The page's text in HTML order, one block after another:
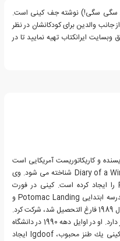
بچه ی چلمن 4" (روزهای سگی سگی!) نوشته جف کینی است.
والدین برای کودکانشان در نظر
ایرانکتاب تهیه نمایید تا در
کینی (متولد 19 فوریه 1971) نویسنده و کاریکاتوریست آمریکایی است
که بیشتر با سری کتاب های کودکان Diary of a Wimpy Kid شناخته می شود. وی
همچنین وب سایت کودک گرا Poptropica را ایجاد کرده است. کینی در فورت
واشنگتن، مریلند متولد و بزرگ شد. وی در مدرسه ابتدایی Potomac Landing و
بعدها دبیرستان اسقف McNamara، که در سال 1989 فارغ التحصیل شد، شرکت کرد.
وی یک برادر و خواهر بزرگتر و یک برادر کوچکتر دارد. او در اوایل دهه 1990 در دانشگاه
مریلند، کالج پارک شرکت کرد. در کالج بود که كینی یك طنز محبوب، Igdoof ایجاد